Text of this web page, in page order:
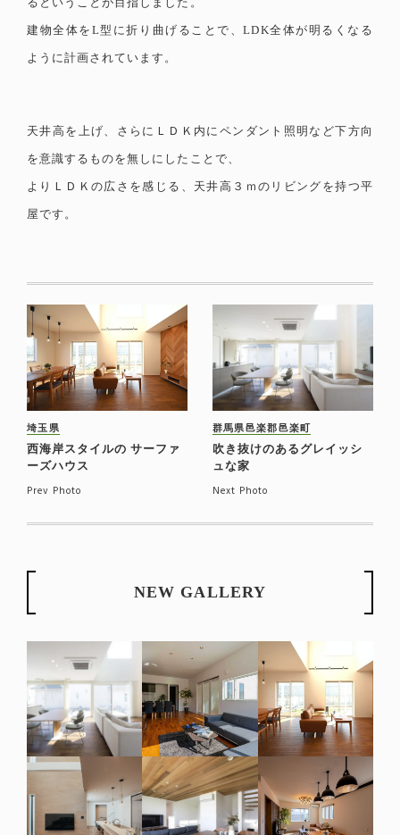
建物全体をL型に折り曲げることで、LDK全体が明るくなる
ように計画されています。
天井高を上げ、さらにＬＤＫ内にペンダント照明など下方向
を意識するものを無しにしたことで、
よりＬＤＫの広さを感じる、天井高３ｍのリビングを持つ平
屋です。
埼玉県
西海岸スタイルの サーファ
ーズハウス
Prev Photo
群馬県邑楽郡邑楽町
吹き抜けのあるグレイッシ
ュな家
Next Photo
NEW GALLERY